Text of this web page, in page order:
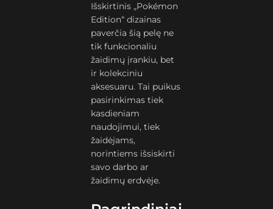
Išskirtinis „Pokémon
Edition“ dizainas
paverčia šią pelę ne
tik funkcionaliu
žaidimų įrankiu, bet
ir kolekciniu
aksesuaru. Tai puikus
pasirinkimas tiek
kasdieniam
naudojimui, tiek
žaidėjams,
norintiems išsiskirti
savo darbo ar
žaidimų erdvėje.